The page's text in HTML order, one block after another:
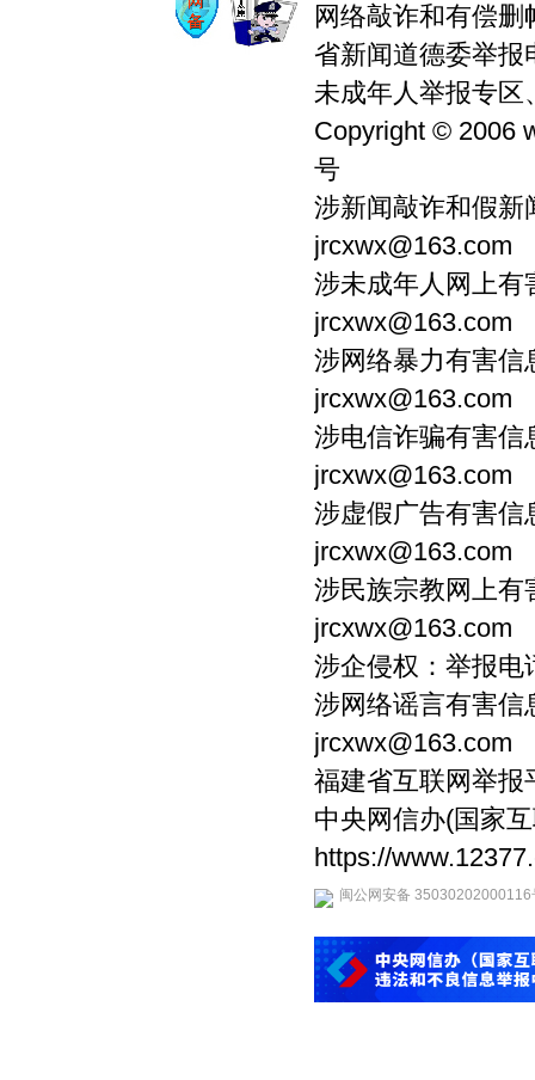
网络敲诈和有偿
省新闻道德委举报
未成年人举报专区
Copyright © 2006
号
涉新闻敲诈和假新
jrcxwx@163.com
涉未成年人网上有
jrcxwx@163.com
涉网络暴力有害信
jrcxwx@163.com
涉电信诈骗有害信
jrcxwx@163.com
涉虚假广告有害信
jrcxwx@163.com
涉民族宗教网上有
jrcxwx@163.com
涉企侵权：举报电
涉网络谣言有害信
jrcxwx@163.com
福建省互联网举报
中央网信办(国家
https://
闽公网安备 35030202000116